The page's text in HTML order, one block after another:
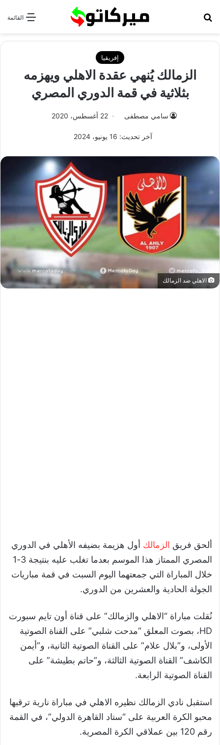
القائمة
إفريقيا
الزمالك يُنهي عقدة الاهلي ويهزمه
بثلاثية في قمة الدوري المصري
سامي مصطفى 22 أغسطس، 2020
آخر تحديث: 16 يونيو، 2024
الاهلي ضد الزمالك
ألحق فريق الزمالك أول هزيمة بضيفه الأهلي في الدوري
المصري الممتاز هذا الموسم بعدما تغلب عليه بنتيجة 3-1
خلال المباراة التي جمعتهما اليوم السبت في قمة مباريات
الجولة الحادية والعشرين من الدوري.
نُقلت مباراة “الاهلي والزمالك” على قناة أون تايم سبورت
HD، بصوت المعلق “مدحت شلبي” على القناة الصوتية
الأولى، و”بلال علام” على القناة الصوتية الثانية، و”أيمن
الكاشف” القناة الصوتية الثالثة، و”حاتم بطيشة” على
القناة الصوتية الرابعة.
استقبل نادي الزمالك نظيره الاهلي في مباراة نارية ترقبها
محبو الكرة العربية على “ستاد القاهرة الدولي”، في القمة
رقم 120 بين عملاقي الكرة المصرية.